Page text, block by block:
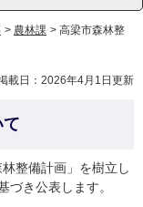
> 農林課 > 高梁市森林整
載日：2026年4月1日更新
整備計画」を樹立し
づき公表します。